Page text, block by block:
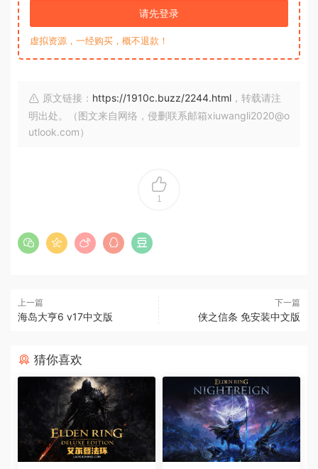
请先登录
虚拟资源，一经购买，概不退款！
原文链接： https://1910c.buzz/2244.html ，转载请注
明出处。（图文来自网络，侵删联系邮箱xiuwangli2020@o
utlook.com）
1
上一篇
海岛大亨6 v17中文版
下一篇
侠之信条 免安装中文版
猜你喜欢